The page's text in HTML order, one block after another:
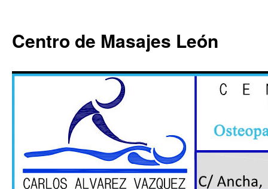
contenido
Centro de Masajes León